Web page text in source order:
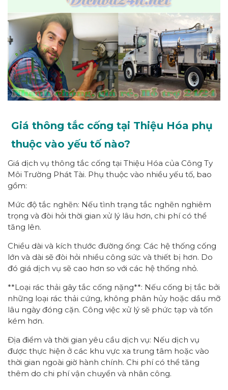
Giá thông tắc cống tại Thiệu Hóa phụ
thuộc vào yếu tố nào?
Giá dịch vụ thông tắc cống tại Thiệu Hóa của Công Ty
Môi Trường Phát Tài. Phụ thuộc vào nhiều yếu tố, bao
gồm:
Mức độ tắc nghẽn: Nếu tình trạng tắc nghẽn nghiêm
trọng và đòi hỏi thời gian xử lý lâu hơn, chi phí có thể
tăng lên.
Chiều dài và kích thước đường ống: Các hệ thống cống
lớn và dài sẽ đòi hỏi nhiều công sức và thiết bị hơn. Do
đó giá dịch vụ sẽ cao hơn so với các hệ thống nhỏ.
**Loại rác thải gây tắc cống nặng**: Nếu cống bị tắc bởi
những loại rác thải cứng, không phân hủy hoặc dầu mỡ
lâu ngày đóng cặn. Công việc xử lý sẽ phức tạp và tốn
kém hơn.
Địa điểm và thời gian yêu cầu dịch vụ: Nếu dịch vụ
được thực hiện ở các khu vực xa trung tâm hoặc vào
thời gian ngoài giờ hành chính. Chi phí có thể tăng
thêm do chi phí vận chuyển và nhân công.